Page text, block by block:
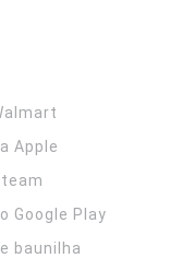
Apple
Google Play
baunilha